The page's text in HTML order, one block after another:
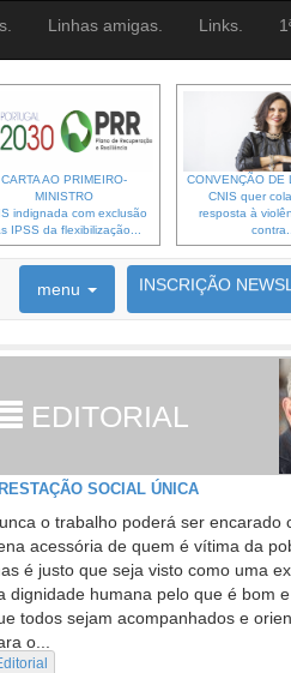
Linhas amigas. Links.
CARTA AO PRIMEIRO-
MINISTRO
indignada com exclusão
IPSS da flexibilização...
CONVENÇÃO DE
CNIS quer
resposta à
contra...
menu INSCRIÇÃO
6692 membros
EDITORIAL
SOCIAL ÚNICA
o trabalho poderá ser encarado
acessória de quem é vítima da
é justo que seja visto como uma
dignidade humana pelo que é bom
todos sejam acompanhados e
o...